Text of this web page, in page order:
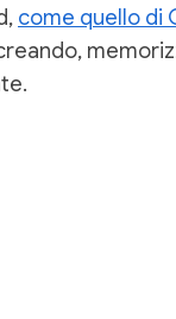
come quello di